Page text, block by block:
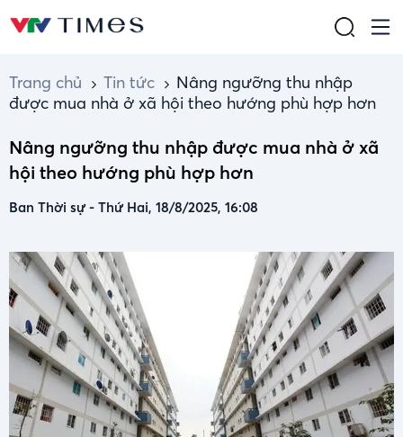
Trang chủ Tin tức
Nâng ngưỡng thu nhập
được mua nhà ở xã hội theo hướng phù hợp hơn
Nâng ngưỡng thu nhập được mua nhà ở xã
hội theo hướng phù hợp hơn
Ban Thời sự- Thứ Hai, 18/8/2025, 16:08